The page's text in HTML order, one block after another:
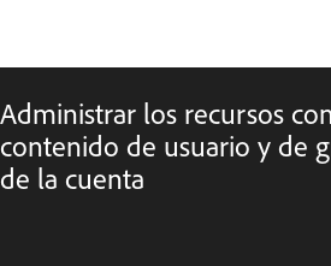
Administrar los recursos
contenido de usuario y de
de la cuenta